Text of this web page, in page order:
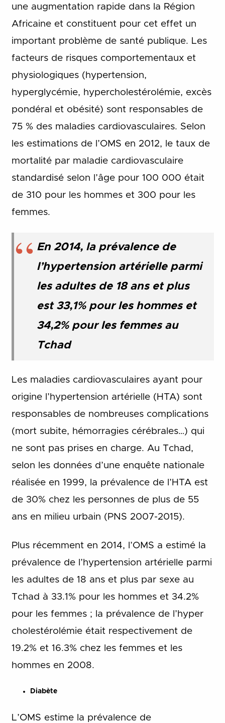
une augmentation rapide dans la Région
Africaine et constituent pour cet effet un
important problème de santé publique. Les
facteurs de risques comportementaux et
physiologiques (hypertension,
hyperglycémie, hypercholestérolémie, excès
pondéral et obésité) sont responsables de
75 % des maladies cardiovasculaires. Selon
les estimations de l’OMS en 2012, le taux de
mortalité par maladie cardiovasculaire
standardisé selon l’âge pour 100 000 était
de 310 pour les hommes et 300 pour les
femmes.
En 2014, la prévalence de
l’hypertension artérielle parmi
les adultes de 18 ans et plus
est 33,1% pour les hommes et
34,2% pour les femmes au
Tchad
Les maladies cardiovasculaires ayant pour
origine l’hypertension artérielle (HTA) sont
responsables de nombreuses complications
(mort subite, hémorragies cérébrales…) qui
ne sont pas prises en charge. Au Tchad,
selon les données d’une enquête nationale
réalisée en 1999, la prévalence de l’HTA est
de 30% chez les personnes de plus de 55
ans en milieu urbain (PNS 2007-2015).
Plus récemment en 2014, l’OMS a estimé la
prévalence de l’hypertension artérielle parmi
les adultes de 18 ans et plus par sexe au
Tchad à 33.1% pour les hommes et 34.2%
pour les femmes ; la prévalence de l’hyper
cholestérolémie était respectivement de
19.2% et 16.3% chez les femmes et les
hommes en 2008.
Diabète
L’OMS estime la prévalence de